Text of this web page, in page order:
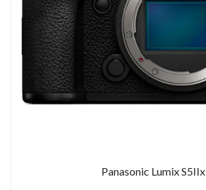
Panasonic Lumix S5IIx